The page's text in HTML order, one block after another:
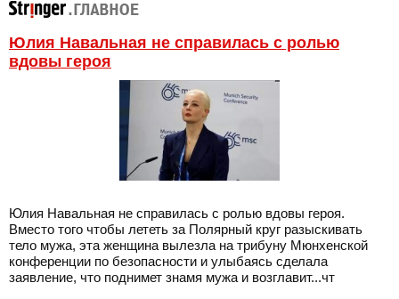
Юлия Навальная не справилась с ролью
вдовы героя
Юлия Навальная не справилась с ролью вдовы героя.
Вместо того чтобы лететь за Полярный круг разыскивать
тело мужа, эта женщина вылезла на трибуну Мюнхенской
конференции по безопасности и улыбаясь сделала
заявление, что поднимет знамя мужа и возглавит...чт